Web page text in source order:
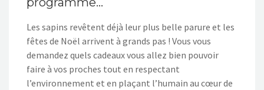
Les sapins revêtent déjà leur plus belle parure et les
fêtes de Noël arrivent à grands pas ! Vous vous
demandez quels cadeaux vous allez bien pouvoir
faire à vos proches tout en respectant
l’environnement et en plaçant l’humain au cœur de